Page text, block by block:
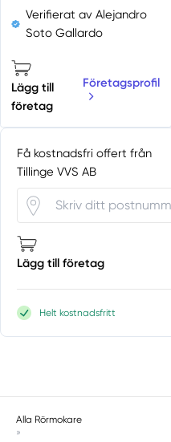
Verifierat av Alejandro
Soto Gallardo
Lägg till
företag
Företagsprofil
Få kostnadsfri offert från
Tillinge VVS AB
Lägg till företag
Helt kostnadsfritt
Alla Rörmokare
»